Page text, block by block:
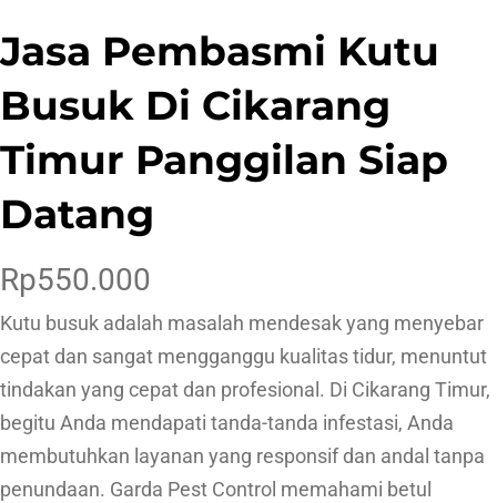
Jasa Pembasmi Kutu
Busuk Di Cikarang
Timur Panggilan Siap
Datang
Rp550.000
Kutu busuk adalah masalah mendesak yang menyebar
cepat dan sangat mengganggu kualitas tidur, menuntut
tindakan yang cepat dan profesional. Di Cikarang Timur,
begitu Anda mendapati tanda-tanda infestasi, Anda
membutuhkan layanan yang responsif dan andal tanpa
penundaan. Garda Pest Control memahami betul